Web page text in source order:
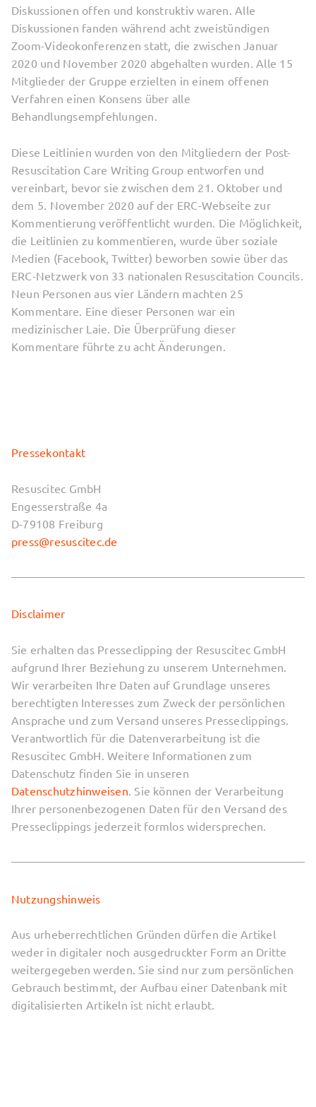
Diskussionen offen und konstruktiv waren. Alle
Diskussionen fanden während acht zweistündigen
Zoom-Videokonferenzen statt, die zwischen Januar
2020 und November 2020 abgehalten wurden. Alle 15
Mitglieder der Gruppe erzielten in einem offenen
Verfahren einen Konsens über alle
Behandlungsempfehlungen.
Diese Leitlinien wurden von den Mitgliedern der Post-
Resuscitation Care Writing Group entworfen und
vereinbart, bevor sie zwischen dem 21. Oktober und
dem 5. November 2020 auf der ERC-Webseite zur
Kommentierung veröffentlicht wurden. Die Möglichkeit,
die Leitlinien zu kommentieren, wurde über soziale
Medien (Facebook, Twitter) beworben sowie über das
ERC-Netzwerk von 33 nationalen Resuscitation Councils.
Neun Personen aus vier Ländern machten 25
Kommentare. Eine dieser Personen war ein
medizinischer Laie. Die Überprüfung dieser
Kommentare führte zu acht Änderungen.
Pressekontakt
Resuscitec GmbH
Engesserstraße 4a
D-79108 Freiburg
press@resuscitec.de
Disclaimer
Sie erhalten das Presseclipping der Resuscitec GmbH
aufgrund Ihrer Beziehung zu unserem Unternehmen.
Wir verarbeiten Ihre Daten auf Grundlage unseres
berechtigten Interesses zum Zweck der persönlichen
Ansprache und zum Versand unseres Presseclippings.
Verantwortlich für die Datenverarbeitung ist die
Resuscitec GmbH. Weitere Informationen zum
Datenschutz finden Sie in unseren
Datenschutzhinweisen. Sie können der Verarbeitung
Ihrer personenbezogenen Daten für den Versand des
Presseclippings jederzeit formlos widersprechen.
Nutzungshinweis
Aus urheberrechtlichen Gründen dürfen die Artikel
weder in digitaler noch ausgedruckter Form an Dritte
weitergegeben werden. Sie sind nur zum persönlichen
Gebrauch bestimmt, der Aufbau einer Datenbank mit
digitalisierten Artikeln ist nicht erlaubt.